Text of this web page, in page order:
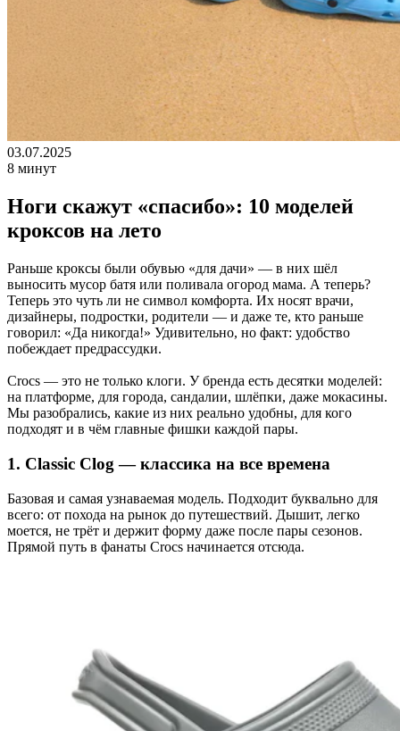
03.07.2025
8 минут
Ноги скажут «спасибо»: 10 моделей
кроксов на лето
Раньше кроксы были обувью «для дачи» — в них шёл
выносить мусор батя или поливала огород мама. А теперь?
Теперь это чуть ли не символ комфорта. Их носят врачи,
дизайнеры, подростки, родители — и даже те, кто раньше
говорил: «Да никогда!» Удивительно, но факт: удобство
побеждает предрассудки.
Crocs — это не только клоги. У бренда есть десятки моделей:
на платформе, для города, сандалии, шлёпки, даже мокасины.
Мы разобрались, какие из них реально удобны, для кого
подходят и в чём главные фишки каждой пары.
1. Classic Clog — классика на все времена
Базовая и самая узнаваемая модель. Подходит буквально для
всего: от похода на рынок до путешествий. Дышит, легко
моется, не трёт и держит форму даже после пары сезонов.
Прямой путь в фанаты Crocs начинается отсюда.